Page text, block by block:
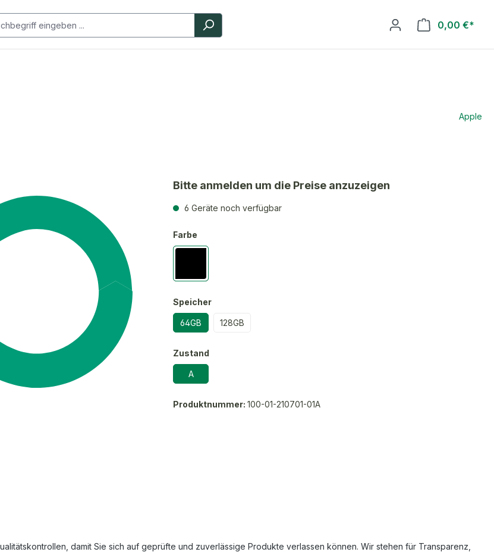
0,00 €*
Apple
Bitte anmelden um die Preise anzuzeigen
6 Geräte noch verfügbar
Farbe
Speicher
64GB 128GB
Zustand
A
Produktnummer: 100-01-210701-01A
damit Sie sich auf geprüfte und zuverlässige Produkte verlassen können. Wir stehen für Transparenz,